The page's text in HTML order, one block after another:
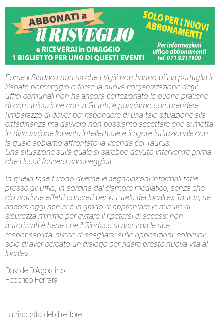
Forse il Sindaco non sa che i Vigili non hanno più la pattuglia il
Sabato pomeriggio o forse la nuova riorganizzazione degli
uffici comunali non ha ancora perfezionato le buone pratiche
di comunicazione con la Giunta e possiamo comprendere
l’imbarazzo di dover poi rispondere di una tale situazione alla
cittadinanza ma davvero non possiamo accettare che si metta
in discussione l’onestà intellettuale e il rigore istituzionale con
la quale abbiamo affrontato la vicenda del Taurus.
Una situazione sulla quale si sarebbe dovuto intervenire prima
che i locali fossero saccheggiati.
In quella fase furono diverse le segnalazioni informali fatte
presso gli uffici, in sordina dal clamore mediatico, senza che
ciò sortisse effetti concreti per la tutela dei locali ex Taurus; se
ancora oggi non si è in grado di approntare le misure di
sicurezza minime per evitare il ripetersi di accessi non
autorizzati è bene che il Sindaco si assuma le sue
responsabilità invece di scagliarsi sulle opposizioni: colpevoli
solo di aver cercato un dialogo per ridare presto nuova vita al
locale».
Davide D’Agostino
Federico Ferrara
La risposta del direttore